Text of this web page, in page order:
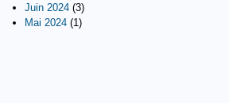
Juin 2024 (3)
Mai 2024 (1)